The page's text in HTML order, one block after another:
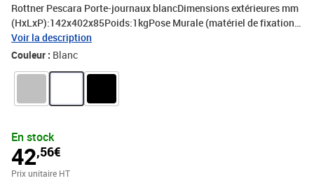
Rottner Pescara Porte-journaux blancDimensions extérieures mm
(HxLxP):142x402x85Poids:1kgPose Murale (matériel de fixation
inclus)Matière: Acier
Voir la description
Couleur : Blanc
En stock
42,56€
Prix unitaire HT